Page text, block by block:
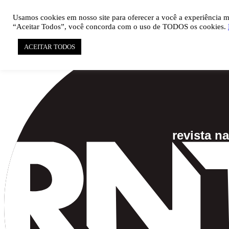
 pauta@revistati.com.br
Usamos cookies em nosso site para oferecer a você a experiência
“Aceitar Todos”, você concorda com o uso de TODOS os cookies.
ACEITAR TODOS